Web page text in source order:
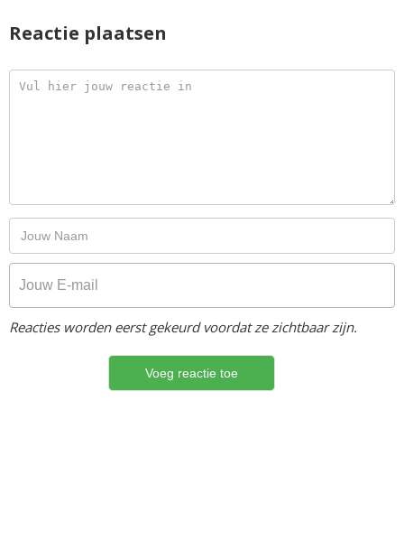
Reactie plaatsen
Reacties worden eerst gekeurd voordat ze zichtbaar zijn.